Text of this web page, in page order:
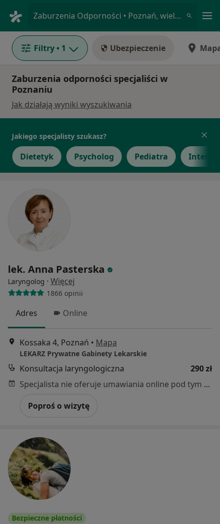
Zaburzenia Odporności • Poznań, wielkopolskie
Filtry • 1 Ubezpieczenie
Zaburzenia odporności specjaliści w
Poznaniu
Jak działają wyniki wyszukiwania
Jakiego specjalisty szukasz?
Dietetyk Psycholog Pediatra
lek. Anna Pasterska
Laryngolog · Więcej
1866 opinii
Adres Online
Kossaka 4, Poznań • Mapa
LEKARZ Prywatne Gabinety Lekarskie
Konsultacja laryngologiczna
290 zł
Specjalista nie oferuje umawiania online pod tym adresem.
Poproś o wizytę
Bezpieczne płatności